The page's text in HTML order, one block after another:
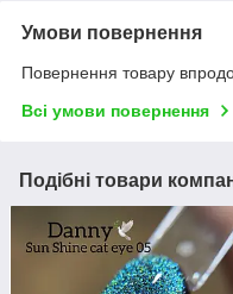
Умови повернення
Повернення товару
Всі умови повернення
Подібні товари